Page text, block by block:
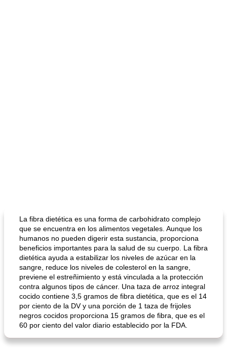
La fibra dietética es una forma de carbohidrato complejo
que se encuentra en los alimentos vegetales. Aunque los
humanos no pueden digerir esta sustancia, proporciona
beneficios importantes para la salud de su cuerpo. La fibra
dietética ayuda a estabilizar los niveles de azúcar en la
sangre, reduce los niveles de colesterol en la sangre,
previene el estreñimiento y está vinculada a la protección
contra algunos tipos de cáncer. Una taza de arroz integral
cocido contiene 3,5 gramos de fibra dietética, que es el 14
por ciento de la DV y una porción de 1 taza de frijoles
negros cocidos proporciona 15 gramos de fibra, que es el
60 por ciento del valor diario establecido por la FDA.